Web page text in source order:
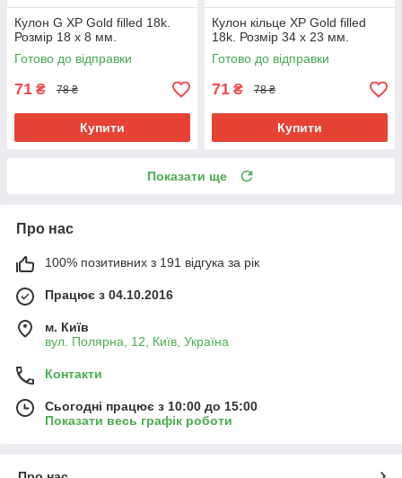
Кулон G ХР Gold filled 18k.
Розмір 18 х 8 мм.
Готово до відправки
71 ₴ 78 ₴
Купити
Кулон кільце ХР Gold filled
18k. Розмір 34 х 23 мм.
Готово до відправки
71 ₴ 78 ₴
Купити
Показати ще
Про нас
100% позитивних з 191 відгука за рік
Працює з 04.10.2016
м. Київ
вул. Полярна, 12, Київ, Україна
Контакти
Сьогодні працює з 10:00 до 15:00
Показати весь графік роботи